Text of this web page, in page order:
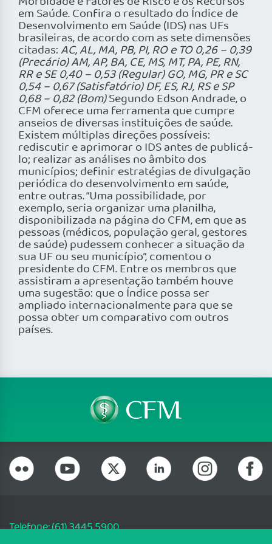
em Saúde. Confira o resultado do Índice de
Desenvolvimento em Saúde (IDS) nas UFs
brasileiras, de acordo com as sete dimensões
citadas:AC, AL, MA, PB, PI, RO e TO 0,26 – 0,39
(Precário) AM, AP, BA, CE, MS, MT, PA, PE, RN,
RR e SE 0,40 – 0,53 (Regular) GO, MG, PR e SC
0,54 – 0,67 (Satisfatório) DF, ES, RJ, RS e SP
0,68 – 0,82 (Bom)Segundo Edson Andrade, o
CFM oferece uma ferramenta que cumpre
anseios de diversas instituições de saúde.
Existem múltiplas direções possíveis:
rediscutir e aprimorar o IDS antes de publicá-
lo; realizar as análises no âmbito dos
municípios; definir estratégias de divulgação
periódica do desenvolvimento em saúde,
entre outras. “Uma possibilidade, por
exemplo, seria organizar uma planilha,
disponibilizada na página do CFM, em que as
pessoas (médicos, população geral, gestores
de saúde) pudessem conhecer a situação da
sua UF ou seu município”, comentou o
presidente do CFM. Entre os membros que
assistiram a apresentação também houve
uma sugestão: que o Índice possa ser
ampliado internacionalmente para que se
possa obter um comparativo com outros
países.
Telefone: (61) 3445 5900